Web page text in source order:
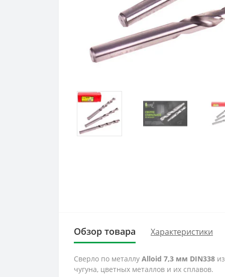
Обзор товара Характеристики
Сверло по металлу Alloid 7,3 мм DIN338
чугуна, цветных металлов и их сплавов.